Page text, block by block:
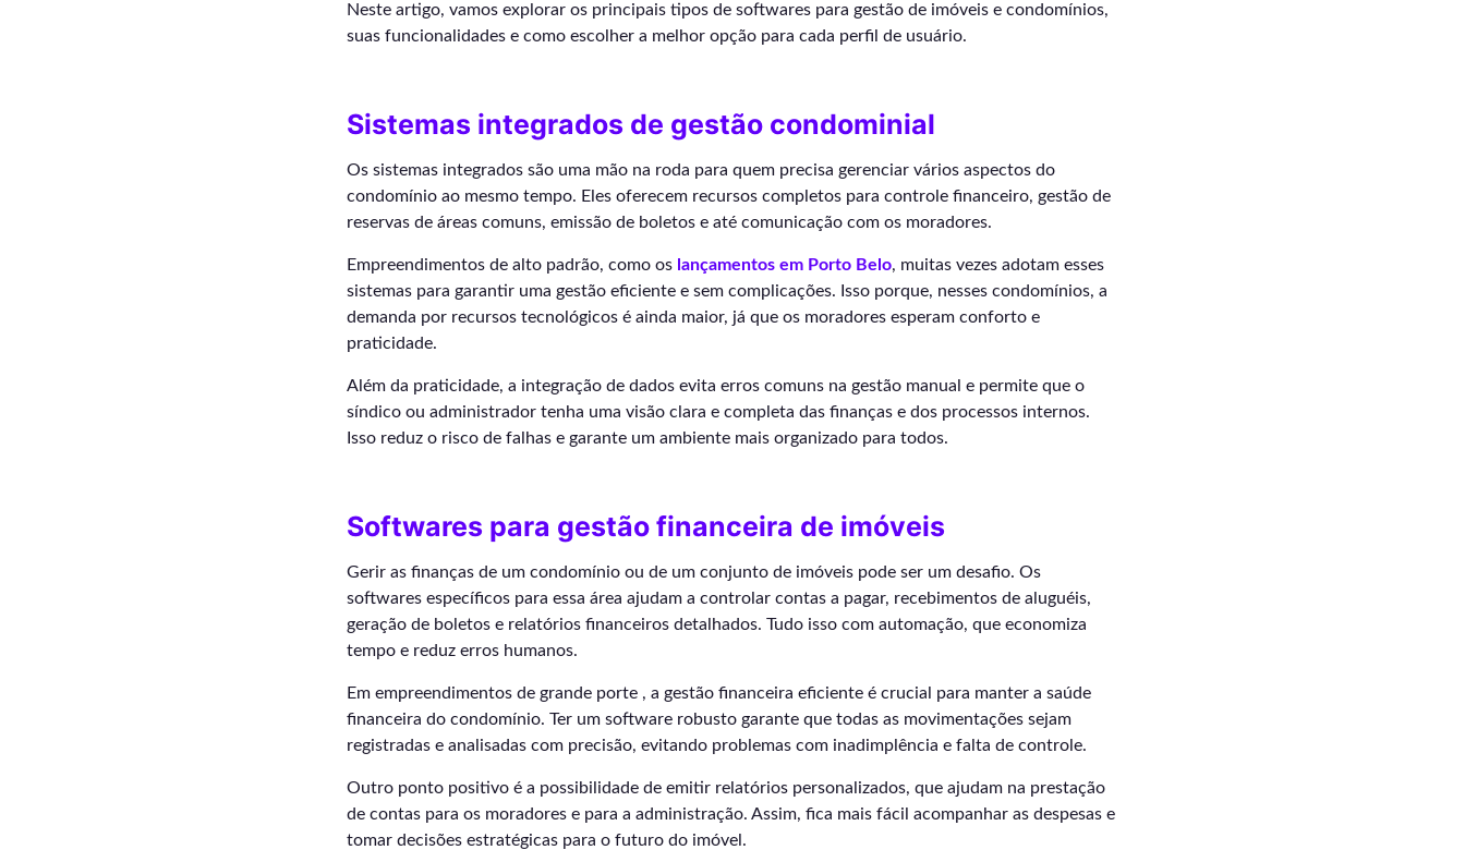
Neste artigo, vamos explorar os principais tipos de softwares para gestão de imóveis e condomínios,
suas funcionalidades e como escolher a melhor opção para cada perfil de usuário.
Sistemas integrados de gestão condominial
Os sistemas integrados são uma mão na roda para quem precisa gerenciar vários aspectos do
condomínio ao mesmo tempo. Eles oferecem recursos completos para controle financeiro, gestão de
reservas de áreas comuns, emissão de boletos e até comunicação com os moradores.
Empreendimentos de alto padrão, como os lançamentos em Porto Belo, muitas vezes adotam esses
sistemas para garantir uma gestão eficiente e sem complicações. Isso porque, nesses condomínios, a
demanda por recursos tecnológicos é ainda maior, já que os moradores esperam conforto e
praticidade.
Além da praticidade, a integração de dados evita erros comuns na gestão manual e permite que o
síndico ou administrador tenha uma visão clara e completa das finanças e dos processos internos.
Isso reduz o risco de falhas e garante um ambiente mais organizado para todos.
Softwares para gestão financeira de imóveis
Gerir as finanças de um condomínio ou de um conjunto de imóveis pode ser um desafio. Os
softwares específicos para essa área ajudam a controlar contas a pagar, recebimentos de aluguéis,
geração de boletos e relatórios financeiros detalhados. Tudo isso com automação, que economiza
tempo e reduz erros humanos.
Em empreendimentos de grande porte , a gestão financeira eficiente é crucial para manter a saúde
financeira do condomínio. Ter um software robusto garante que todas as movimentações sejam
registradas e analisadas com precisão, evitando problemas com inadimplência e falta de controle.
Outro ponto positivo é a possibilidade de emitir relatórios personalizados, que ajudam na prestação
de contas para os moradores e para a administração. Assim, fica mais fácil acompanhar as despesas e
tomar decisões estratégicas para o futuro do imóvel.